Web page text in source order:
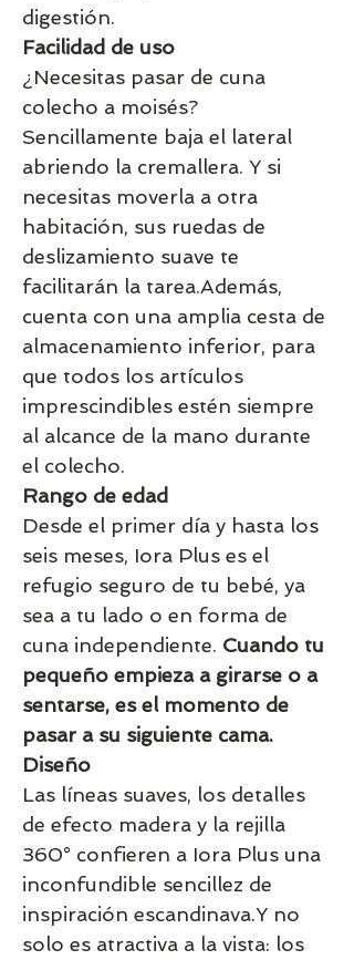
digestión.
Facilidad de uso
¿Necesitas pasar de cuna
colecho a moisés?
Sencillamente baja el lateral
abriendo la cremallera. Y si
necesitas moverla a otra
habitación, sus ruedas de
deslizamiento suave te
facilitarán la tarea.Además,
cuenta con una amplia cesta de
almacenamiento inferior, para
que todos los artículos
imprescindibles estén siempre
al alcance de la mano durante
el colecho.
Rango de edad
Desde el primer día y hasta los
seis meses, Iora Plus es el
refugio seguro de tu bebé, ya
sea a tu lado o en forma de
cuna independiente. Cuando tu
pequeño empieza a girarse o a
sentarse, es el momento de
pasar a su siguiente cama.
Diseño
Las líneas suaves, los detalles
de efecto madera y la rejilla
360° confieren a Iora Plus una
inconfundible sencillez de
inspiración escandinava.Y no
solo es atractiva a la vista: los